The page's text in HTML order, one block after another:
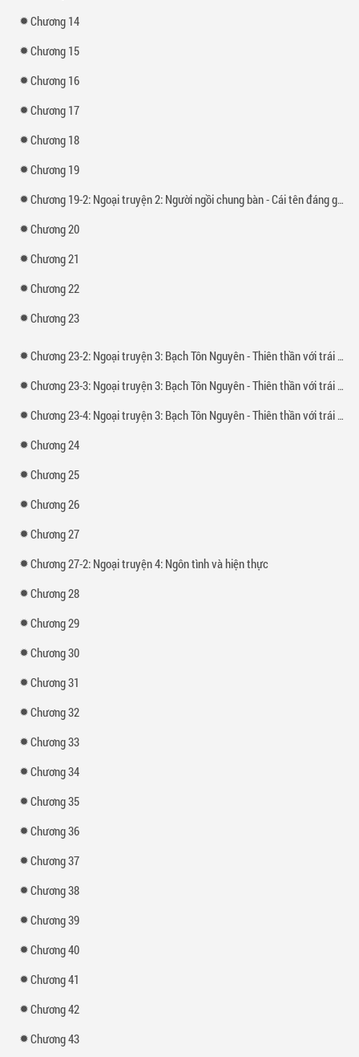
Chương 14
Chương 15
Chương 16
Chương 17
Chương 18
Chương 19
Chương 19-2: Ngoại truyện 2: Người ngồi chung bàn - Cái tên đáng ghét Lê Duy Huy
Chương 20
Chương 21
Chương 22
Chương 23
Chương 23-2: Ngoại truyện 3: Bạch Tôn Nguyên - Thiên thần với trái tim đen (1)
Chương 23-3: Ngoại truyện 3: Bạch Tôn Nguyên - Thiên thần với trái tim đen (2)
Chương 23-4: Ngoại truyện 3: Bạch Tôn Nguyên - Thiên thần với trái tim đen (3)
Chương 24
Chương 25
Chương 26
Chương 27
Chương 27-2: Ngoại truyện 4: Ngôn tình và hiện thực
Chương 28
Chương 29
Chương 30
Chương 31
Chương 32
Chương 33
Chương 34
Chương 35
Chương 36
Chương 37
Chương 38
Chương 39
Chương 40
Chương 41
Chương 42
Chương 43